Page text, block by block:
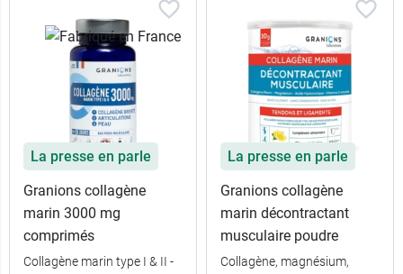
La presse en parle
Granions collagène
marin 3000 mg
comprimés
Collagène marin type I & II -
La presse en parle
Granions collagène
marin décontractant
musculaire poudre
Collagène, magnésium,